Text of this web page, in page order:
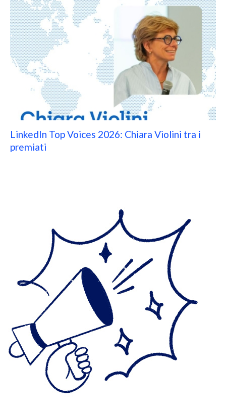
LinkedIn Top Voices 2026: Chiara Violini tra i
premiati